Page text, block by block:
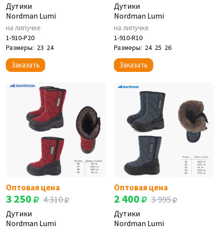
Дутики
Nordman Lumi
на липучке
1-910-P20
Размеры: 23 24
Заказать
Дутики
Nordman Lumi
на липучке
1-910-R10
Размеры: 24 25 26
Заказать
Оптовая цена
3 250 4 310
Дутики
Nordman Lumi
Оптовая цена
2 400 3 995
Дутики
Nordman Lumi